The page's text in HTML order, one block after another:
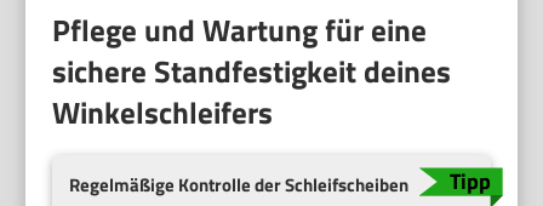
Pflege und Wartung für eine
sichere Standfestigkeit deines
Winkelschleifers
Regelmäßige Kontrolle der Schleifscheiben